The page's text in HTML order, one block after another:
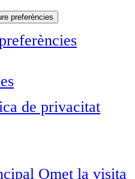
preferències
de privacitat
Omet la visita